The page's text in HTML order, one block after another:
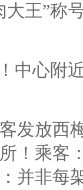
大王”称
中心附
发放西
！乘客
并非每